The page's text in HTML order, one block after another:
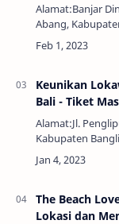
Alamat:Banjar
Abang,
Kec. Abang,
Keunikan
Bali - Tiket
Alamat:Jl.
Kabupaten
18:30 WIBHarga
melihat foto di
The Beach
Lokasi dan